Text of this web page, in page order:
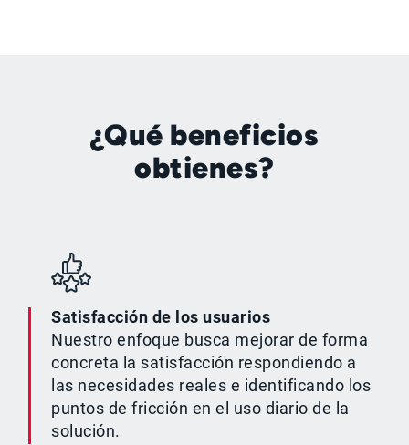
¿Qué beneficios
obtienes?
Satisfacción de los usuarios
Nuestro enfoque busca mejorar de forma
concreta la satisfacción respondiendo a
las necesidades reales e identificando los
puntos de fricción en el uso diario de la
solución.